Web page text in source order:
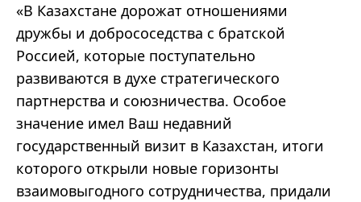
«В Казахстане дорожат отношениями
дружбы и добрососедства с братской
Россией, которые поступательно
развиваются в духе стратегического
партнерства и союзничества. Особое
значение имел Ваш недавний
государственный визит в Казахстан, итоги
которого открыли новые горизонты
взаимовыгодного сотрудничества, придали